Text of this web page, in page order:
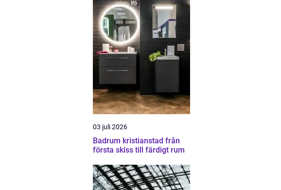
03 juli 2026
Badrum kristianstad från
första skiss till färdigt rum